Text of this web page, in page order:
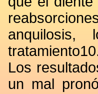
Los
un mal